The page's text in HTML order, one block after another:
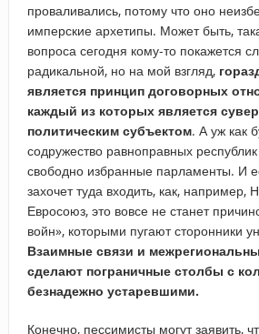
проваливались, потому что оно
имперские архетипы. Может быть,
вопроса сегодня кому-то покажется
радикальной, но на мой взгляд,
является принцип договорных
каждый из которых является
политическим субъектом. А уж как
содружество равноправных
свободно избранные парламенты. И
захочет туда входить, как, например,
Евросоюз, это вовсе не станет
войн», которыми пугают сторонники
Взаимные связи и
сделают пограничные столбы с
безнадежно устаревшими.
Конечно, пессимисты могут заявить,